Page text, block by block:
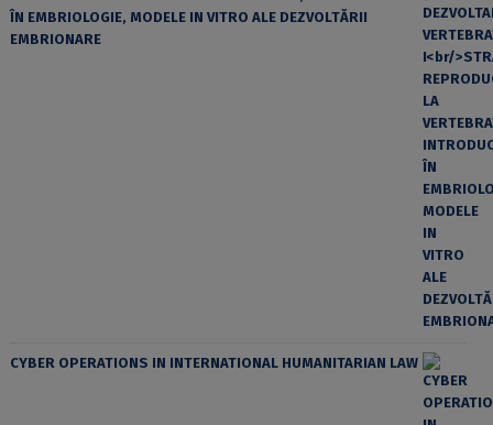
ÎN EMBRIOLOGIE, MODELE IN VITRO ALE DEZVOLTĂRII
EMBRIONARE
CYBER OPERATIONS IN INTERNATIONAL HUMANITARIAN LAW